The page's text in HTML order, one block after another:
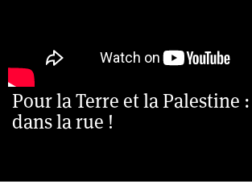
Pour la Terre et la Palestine
dans la rue !